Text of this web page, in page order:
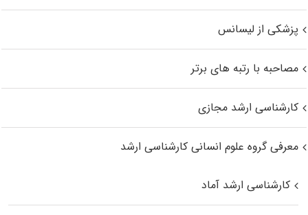
پزشکی از لیسانس
مصاحبه با رتبه های برتر
کارشناسی ارشد مجازی
معرفی گروه علوم انسانی کارشناسی ارشد
کارشناسی ارشد آماد